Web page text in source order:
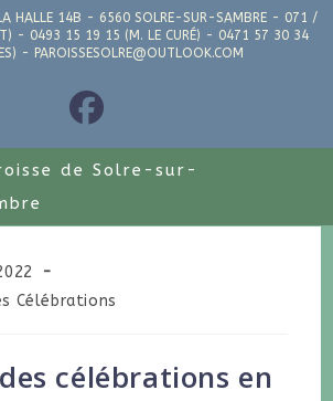
LA HALLE 14B - 6560 SOLRE-SUR-SAMBRE - 071 /
- 0493 15 19 15 (M. LE CURÉ) - 0471 57 30 34
- PAROISSESOLRE@OUTLOOK.COM
de Solre-sur-
Célébrations
célébrations en